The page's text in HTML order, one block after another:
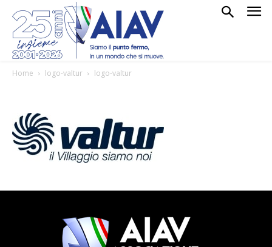
Home logo-valtur logo-valtur